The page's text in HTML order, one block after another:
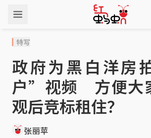
特写
政府为黑白洋房
户”视频 方便大
观后竞标租住？
张丽苹